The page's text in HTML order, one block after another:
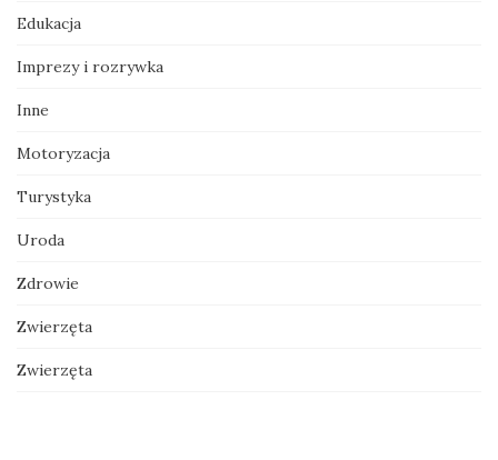
Edukacja
Imprezy i rozrywka
Inne
Motoryzacja
Turystyka
Uroda
Zdrowie
Zwierzęta
Zwierzęta